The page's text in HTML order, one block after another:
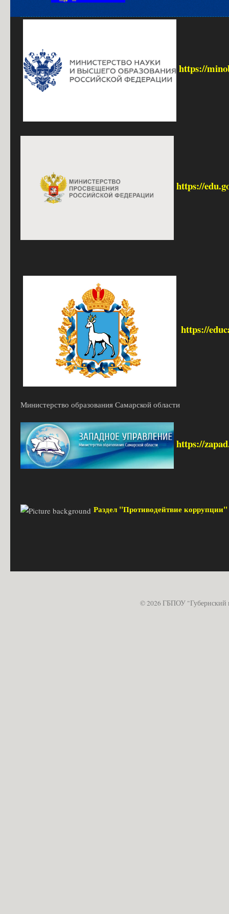
https://
https://
https://
Министерство образования Самарской области
https://
Раздел "Противодейтвие
© 2026 ГБПОУ "Губернский